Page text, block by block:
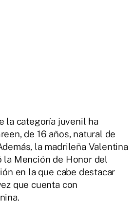
la categoría juvenil ha
de 16 años, natural de
la madrileña Valentina
Mención de Honor del
en la que cabe destacar
que cuenta con